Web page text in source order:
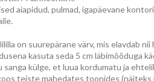
aiapidud, pulmad, igapäevane
on suurepärane värv, mis elavdab
kasuta seda 5 cm läbimõõduga
külge, et luua kordumatu ja
teiste mahedates toonides